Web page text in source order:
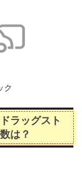
ク
ラッグスト
は？